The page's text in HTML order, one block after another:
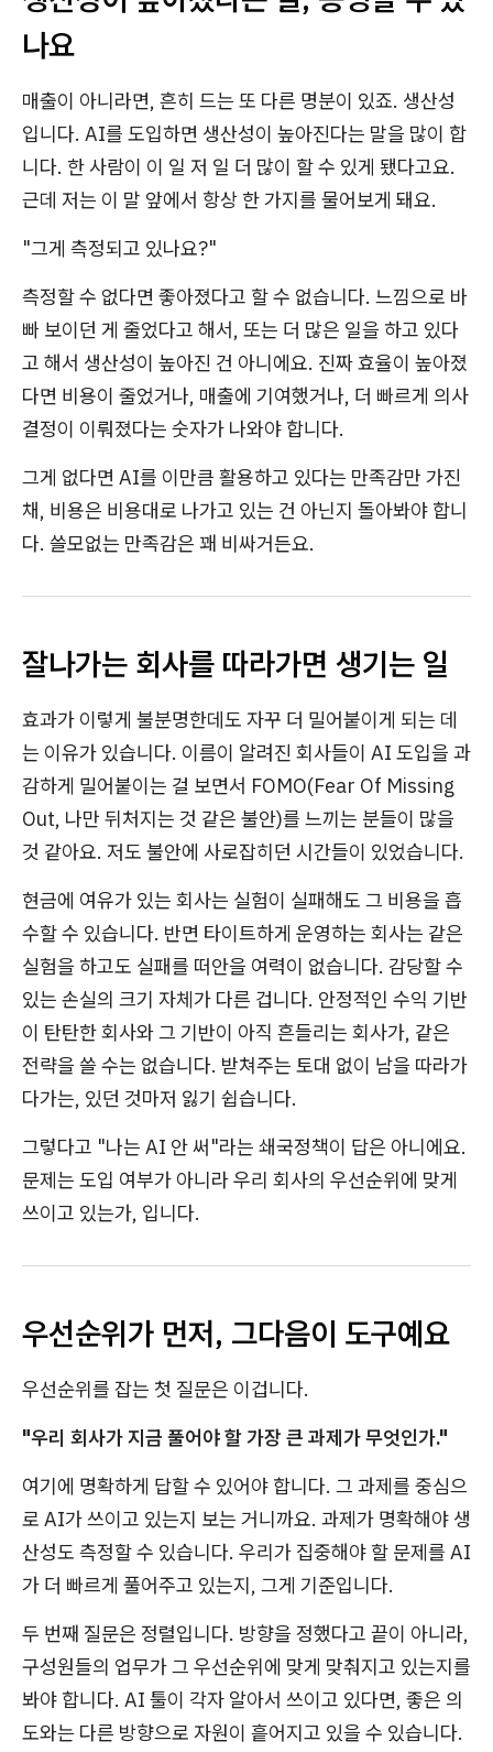
나요
매출이 아니라면, 흔히 드는 또 다른 명분이 있죠. 생산성
입니다. AI를 도입하면 생산성이 높아진다는 말을 많이 합
니다. 한 사람이 이 일 저 일 더 많이 할 수 있게 됐다고요.
근데 저는 이 말 앞에서 항상 한 가지를 물어보게 돼요.
"그게 측정되고 있나요?"
측정할 수 없다면 좋아졌다고 할 수 없습니다. 느낌으로 바
빠 보이던 게 줄었다고 해서, 또는 더 많은 일을 하고 있다
고 해서 생산성이 높아진 건 아니에요. 진짜 효율이 높아졌
다면 비용이 줄었거나, 매출에 기여했거나, 더 빠르게 의사
결정이 이뤄졌다는 숫자가 나와야 합니다.
그게 없다면 AI를 이만큼 활용하고 있다는 만족감만 가진
채, 비용은 비용대로 나가고 있는 건 아닌지 돌아봐야 합니
다. 쓸모없는 만족감은 꽤 비싸거든요.
잘나가는 회사를 따라가면 생기는 일
효과가 이렇게 불분명한데도 자꾸 더 밀어붙이게 되는 데
는 이유가 있습니다. 이름이 알려진 회사들이 AI 도입을 과
감하게 밀어붙이는 걸 보면서 FOMO(Fear Of Missing
Out, 나만 뒤처지는 것 같은 불안)를 느끼는 분들이 많을
것 같아요. 저도 불안에 사로잡히던 시간들이 있었습니다.
현금에 여유가 있는 회사는 실험이 실패해도 그 비용을 흡
수할 수 있습니다. 반면 타이트하게 운영하는 회사는 같은
실험을 하고도 실패를 떠안을 여력이 없습니다. 감당할 수
있는 손실의 크기 자체가 다른 겁니다. 안정적인 수익 기반
이 탄탄한 회사와 그 기반이 아직 흔들리는 회사가, 같은
전략을 쓸 수는 없습니다. 받쳐주는 토대 없이 남을 따라가
다가는, 있던 것마저 잃기 쉽습니다.
그렇다고 "나는 AI 안 써"라는 쇄국정책이 답은 아니에요.
문제는 도입 여부가 아니라 우리 회사의 우선순위에 맞게
쓰이고 있는가, 입니다.
우선순위가 먼저, 그다음이 도구예요
우선순위를 잡는 첫 질문은 이겁니다.
"우리 회사가 지금 풀어야 할 가장 큰 과제가 무엇인가."
여기에 명확하게 답할 수 있어야 합니다. 그 과제를 중심으
로 AI가 쓰이고 있는지 보는 거니까요. 과제가 명확해야 생
산성도 측정할 수 있습니다. 우리가 집중해야 할 문제를 AI
가 더 빠르게 풀어주고 있는지, 그게 기준입니다.
두 번째 질문은 정렬입니다. 방향을 정했다고 끝이 아니라,
구성원들의 업무가 그 우선순위에 맞게 맞춰지고 있는지를
봐야 합니다. AI 툴이 각자 알아서 쓰이고 있다면, 좋은 의
도와는 다른 방향으로 자원이 흩어지고 있을 수 있습니다.